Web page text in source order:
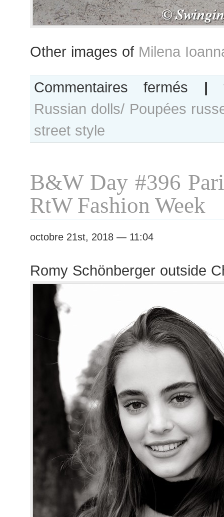
Other images of Milena
Commentaires fermés Milena
Ioanna
show
|
Russian dolls/ Poupées
street style
B&W Day #396
RtW Fashion Week
octobre 21st, 2018 — 11:04
Romy Schönberger outside